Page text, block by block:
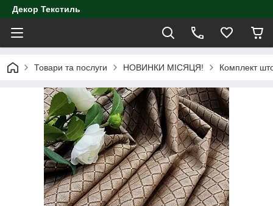
Декор Текстиль
Товари та послуги НОВИНКИ МІСЯЦЯ! Комплект